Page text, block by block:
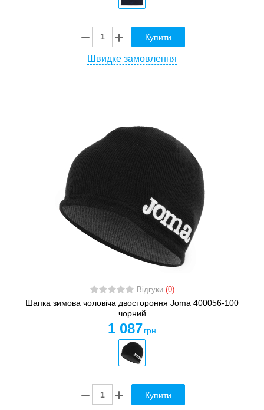
Купити
Швидке замовлення
Відгуки (0)
Шапка зимова чоловіча двостороння Joma 400056-100
чорний
1 087 грн
Купити